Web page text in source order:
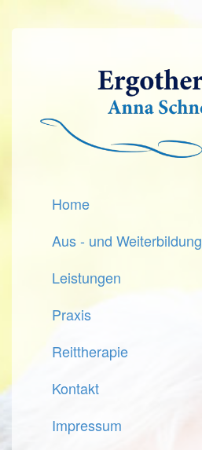
Home
Aus - und Weiterbildung
Leistungen
Praxis
Reittherapie
Kontakt
Impressum